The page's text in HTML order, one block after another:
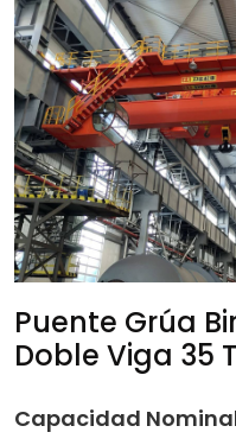
Puente Grúa
Doble Viga 35
Capacidad